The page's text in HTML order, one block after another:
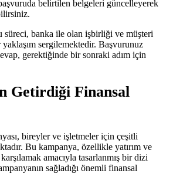
belirtilen belgeleri güncelleyerek
süreci, banka ile olan işbirliği ve müşteri
sergilemektedir. Başvurunuz
gerektiğinde bir sonraki adım için
Getirdiği Finansal
bireyler ve işletmeler için çeşitli
Bu kampanya, özellikle yatırım ve
amacıyla tasarlanmış bir dizi
sağladığı önemli finansal